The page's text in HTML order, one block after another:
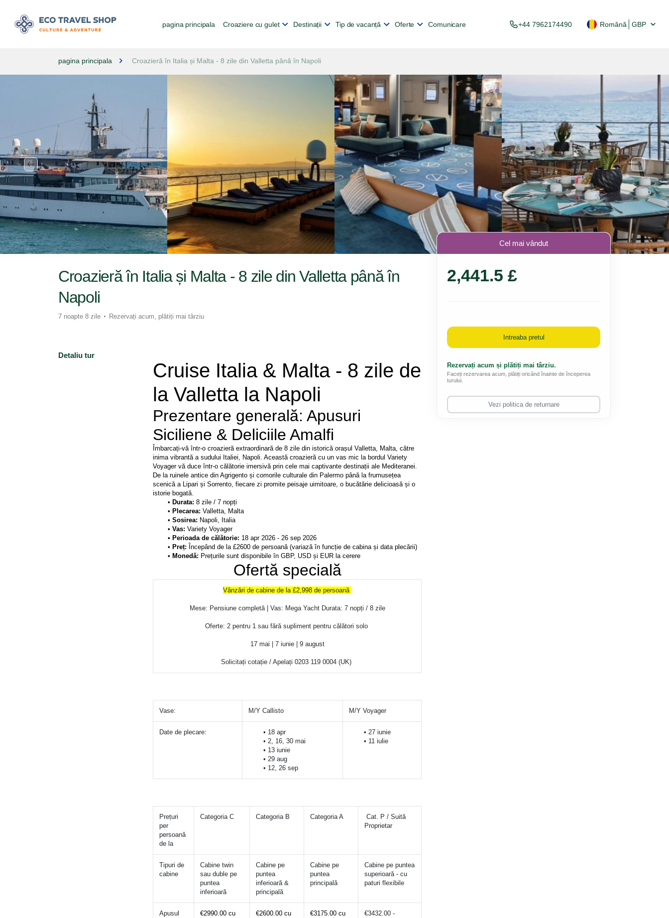
pagina principala Croaziere cu gulet Destinații Tip de vacanță Oferte Comunicare +44 7962174490 Română GBP
pagina principala Croazieră în Italia și Malta - 8 zile din Valletta până în Napoli
Croazieră în Italia și Malta - 8 zile din Valletta până în
Napoli
7 noapte 8 zile Rezervați acum, plătiți mai târziu
Detaliu tur
Cruise Italia & Malta - 8 zile de
la Valletta la Napoli
Prezentare generală: Apusuri
Siciliene & Deliciile Amalfi
Îmbarcați-vă într-o croazieră extraordinară de 8 zile din istorică orașul Valletta, Malta, către
inima vibrantă a sudului Italiei, Napoli. Această croazieră cu un vas mic la bordul Variety
Voyager vă duce într-o călătorie imersivă prin cele mai captivante destinații ale Mediteranei.
De la ruinele antice din Agrigento și comorile culturale din Palermo până la frumusețea
scenică a Lipari și Sorrento, fiecare zi promite peisaje uimitoare, o bucătărie delicioasă și o
istorie bogată.
Durata: 8 zile / 7 nopți
Plecarea: Valletta, Malta
Sosirea: Napoli, Italia
Vas: Variety Voyager
Perioada de călătorie: 18 apr 2026 - 26 sep 2026
Preț: Începând de la £2600 de persoană (variază în funcție de cabina și data plecării)
Monedă: Prețurile sunt disponibile în GBP, USD și EUR la cerere
Ofertă specială
Mese: Pensiune completă | Vas: Mega Yacht Durata: 7 nopți / 8 zile
17 mai | 7 iunie | 9 august
Solicitați cotație / Apelați 0203 119 0004 (UK)
Vase: M/Y Callisto M/Y Voyager
Date de plecare:
18 apr
2, 16, 30 mai
13 iunie
29 aug
12, 26 sep
27 iunie
11 iulie
Prețuri
per
persoană
de la
Categoria C Categoria B Categoria A
Cat. P / Suită
Proprietar
Tipuri de
cabine
Cabine twin
sau duble pe
puntea
inferioară
Cabine pe
puntea
inferioară &
principală
Cabine pe
puntea
principală
Cabine pe puntea
superioară - cu
paturi flexibile
Apusul
€2990.00 cu
€2600.00 cu
€3175.00 cu
€3432.00 -
Cel mai vândut
2,441.5 £
Intreaba pretul
Rezervați acum și plătiți mai târziu.
Faceți rezervarea acum, plătiți oricând înainte de începerea
turului.
Vezi politica de returnare